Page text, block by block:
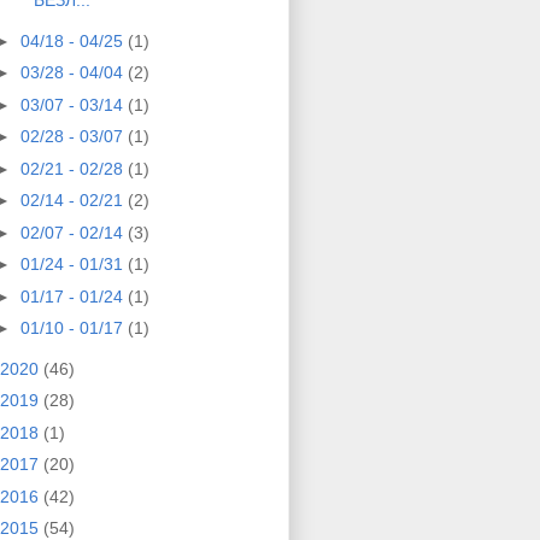
04/18 - 04/25 (1)
03/28 - 04/04 (2)
03/07 - 03/14 (1)
02/28 - 03/07 (1)
02/21 - 02/28 (1)
02/14 - 02/21 (2)
02/07 - 02/14 (3)
01/24 - 01/31 (1)
01/17 - 01/24 (1)
01/10 - 01/17 (1)
2020 (46)
2019 (28)
2018 (1)
2017 (20)
2016 (42)
2015 (54)